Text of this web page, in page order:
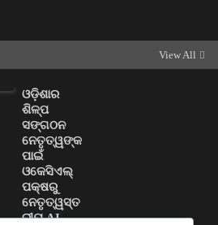
View All
ଓଡ଼ିଶାର
ଶିଳ୍ପ
ସଙ୍ଗଠନ
ନେତୃତ୍ୱଙ୍କ
ପାଇଁ
ଓକେସିଏଲ୍
ପକ୍ଷରୁ
ନେତୃତ୍ୱସ୍ତ
ରୀୟ AI